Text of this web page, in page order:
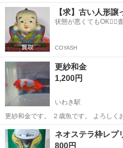
福島 いわき市 いわき駅 その
【求】古い人形譲
状態が悪くてもOK🙆‍♀️
COYASH
更紗和金
1,200円
いわき駅
更紗和金です。 ２歳魚です。 よろしく
福島 いわき市 いわき駅 その
ネオステラ枠レプ
800円